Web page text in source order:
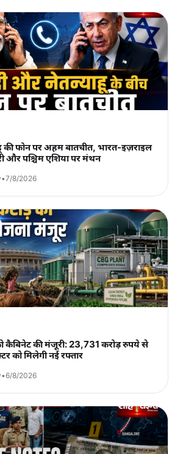
की फोन पर अहम बातचीत, भारत-इज़राइल
और पश्चिम एशिया पर मंथन
•7/8/2026
कैबिनेट की मंजूरी: 23,731 करोड़ रुपये से
को मिलेगी नई रफ्तार
•6/8/2026